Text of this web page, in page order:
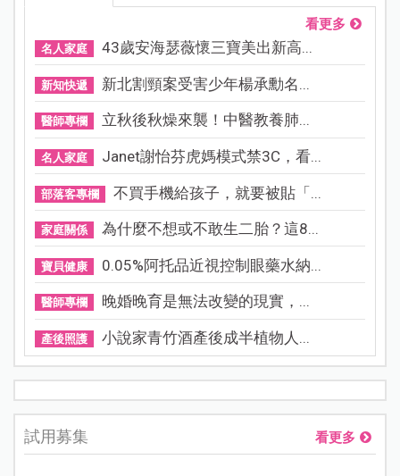
看更多
名人家庭 43歲安海瑟薇懷三寶美出新高...
新知快遞 新北割頸案受害少年楊承勳名...
醫師專欄 立秋後秋燥來襲！中醫教養肺...
名人家庭 Janet謝怡芬虎媽模式禁3C，看...
部落客專欄 不買手機給孩子，就要被貼「...
家庭關係 為什麼不想或不敢生二胎？這8...
寶貝健康 0.05%阿托品近視控制眼藥水納...
醫師專欄 晚婚晚育是無法改變的現實，...
產後照護 小說家青竹酒產後成半植物人...
試用募集 看更多